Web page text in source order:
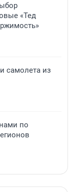
«Тед
самолета из
по